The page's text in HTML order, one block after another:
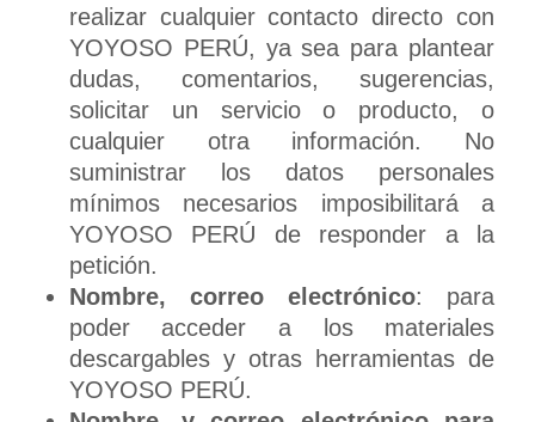
realizar cualquier contacto directo con
YOYOSO PERÚ, ya sea para plantear
dudas, comentarios, sugerencias,
solicitar un servicio o producto, o
cualquier otra información. No
suministrar los datos personales
mínimos necesarios imposibilitará a
YOYOSO PERÚ de responder a la
petición.
Nombre, correo electrónico: para
poder acceder a los materiales
descargables y otras herramientas de
YOYOSO PERÚ.